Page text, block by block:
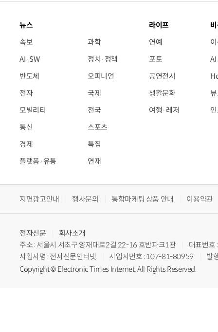
뉴스
속보
AI·SW
반도체
전자
모빌리티
통신
경제
플랫폼·유통
과학
정치·정책
오피니언
국제
전국
스포츠
특집
연재
라이프
연예
포토
공연전시
생활문화
여행·레저
지면광고안내 행사문의 통합마케팅 상품 안내 이용약관
전자신문
회사소개
주소 : 서울시 서초구 양재대로2길 22-16 호반파크1관
대표번
사업자명 : 전자신문인터넷
사업자번호 : 107-81-80959
발
Copyright © Electronic Times Internet. All Rights Reserved.